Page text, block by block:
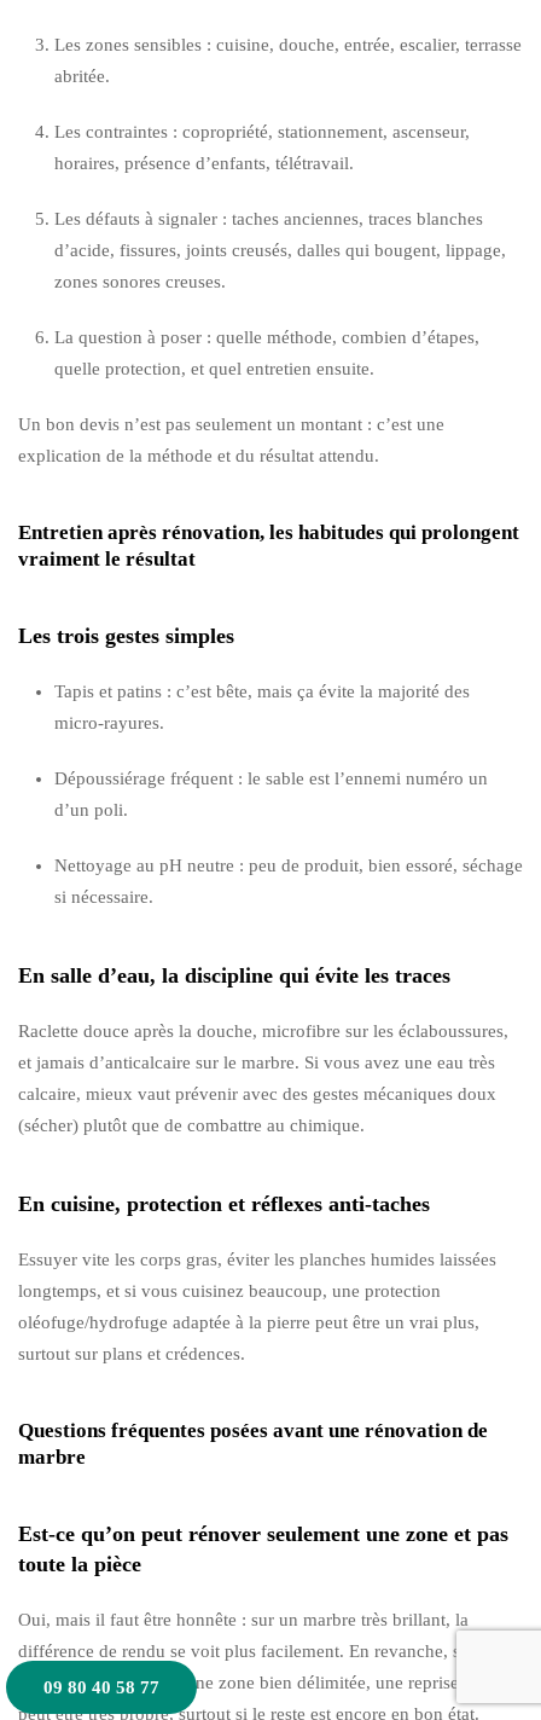
Les zones sensibles : cuisine, douche, entrée, escalier, terrasse
abritée.
Les contraintes : copropriété, stationnement, ascenseur,
horaires, présence d’enfants, télétravail.
Les défauts à signaler : taches anciennes, traces blanches
d’acide, fissures, joints creusés, dalles qui bougent, lippage,
zones sonores creuses.
La question à poser : quelle méthode, combien d’étapes,
quelle protection, et quel entretien ensuite.
Un bon devis n’est pas seulement un montant : c’est une
explication de la méthode et du résultat attendu.
Entretien après rénovation, les habitudes qui prolongent
vraiment le résultat
Les trois gestes simples
Tapis et patins : c’est bête, mais ça évite la majorité des
micro-rayures.
Dépoussiérage fréquent : le sable est l’ennemi numéro un
d’un poli.
Nettoyage au pH neutre : peu de produit, bien essoré, séchage
si nécessaire.
En salle d’eau, la discipline qui évite les traces
Raclette douce après la douche, microfibre sur les éclaboussures,
et jamais d’anticalcaire sur le marbre. Si vous avez une eau très
calcaire, mieux vaut prévenir avec des gestes mécaniques doux
(sécher) plutôt que de combattre au chimique.
En cuisine, protection et réflexes anti-taches
Essuyer vite les corps gras, éviter les planches humides laissées
longtemps, et si vous cuisinez beaucoup, une protection
oléofuge/hydrofuge adaptée à la pierre peut être un vrai plus,
surtout sur plans et crédences.
Questions fréquentes posées avant une rénovation de
marbre
Est-ce qu’on peut rénover seulement une zone et pas
toute la pièce
Oui, mais il faut être honnête : sur un marbre très brillant, la
différence de rendu se voit plus facilement. En revanche, sur une
finition satinée ou sur une zone bien délimitée, une reprise locale
peut être très propre, surtout si le reste est encore en bon état.
09 80 40 58 77